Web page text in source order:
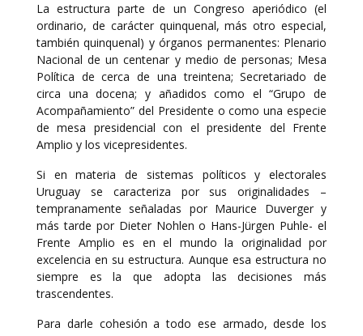
La estructura parte de un Congreso aperiódico (el
ordinario, de carácter quinquenal, más otro especial,
también quinquenal) y órganos permanentes: Plenario
Nacional de un centenar y medio de personas; Mesa
Política de cerca de una treintena; Secretariado de
circa una docena; y añadidos como el “Grupo de
Acompañamiento” del Presidente o como una especie
de mesa presidencial con el presidente del Frente
Amplio y los vicepresidentes.
Si en materia de sistemas políticos y electorales
Uruguay se caracteriza por sus originalidades –
tempranamente señaladas por Maurice Duverger y
más tarde por Dieter Nohlen o Hans-Jürgen Puhle- el
Frente Amplio es en el mundo la originalidad por
excelencia en su estructura. Aunque esa estructura no
siempre es la que adopta las decisiones más
trascendentes.
Para darle cohesión a todo ese armado, desde los